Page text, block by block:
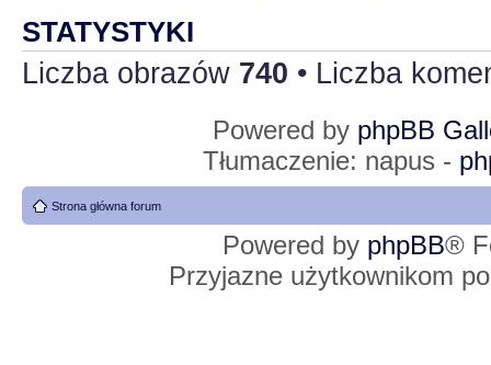
STATYSTYKI
Liczba obrazów 740 • Liczba
Powered by phpBB
Tłumaczenie: napus -
Strona główna forum
Powered by phpBB®
Przyjazne użytkownikom